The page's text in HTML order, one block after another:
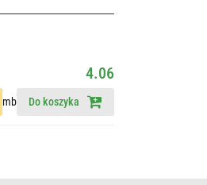
4.06
mb Do koszyka